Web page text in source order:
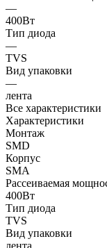
—
400Вт
Тип диода
—
TVS
Вид упаковки
—
лента
Все характеристики
Характеристики
Монтаж
SMD
Корпус
SMA
Рассеиваемая
400Вт
Тип диода
TVS
Вид упаковки
лента